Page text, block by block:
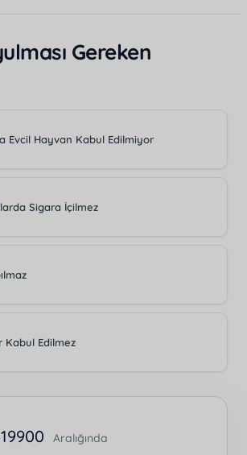
Gereken
Evcil Hayvan Kabul Edilmiyor
Sigara İçilmez
Kabul Edilmez
19900 Aralığında